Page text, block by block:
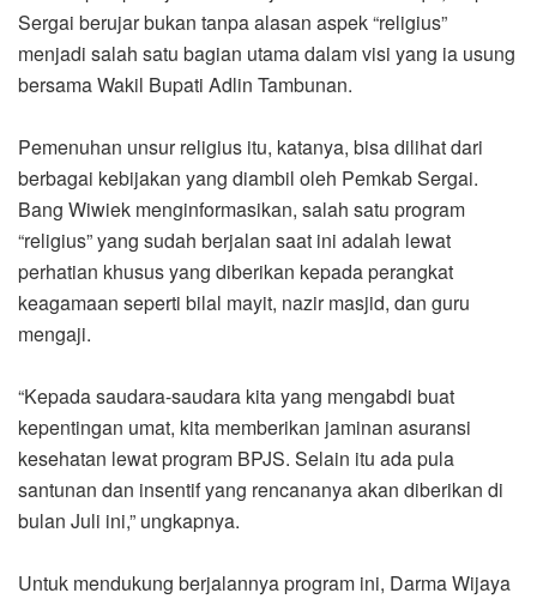
Sergai berujar bukan tanpa alasan aspek “religius”
menjadi salah satu bagian utama dalam visi yang ia usung
bersama Wakil Bupati Adlin Tambunan.
Pemenuhan unsur religius itu, katanya, bisa dilihat dari
berbagai kebijakan yang diambil oleh Pemkab Sergai.
Bang Wiwiek menginformasikan, salah satu program
“religius” yang sudah berjalan saat ini adalah lewat
perhatian khusus yang diberikan kepada perangkat
keagamaan seperti bilal mayit, nazir masjid, dan guru
mengaji.
“Kepada saudara-saudara kita yang mengabdi buat
kepentingan umat, kita memberikan jaminan asuransi
kesehatan lewat program BPJS. Selain itu ada pula
santunan dan insentif yang rencananya akan diberikan di
bulan Juli ini,” ungkapnya.
Untuk mendukung berjalannya program ini, Darma Wijaya